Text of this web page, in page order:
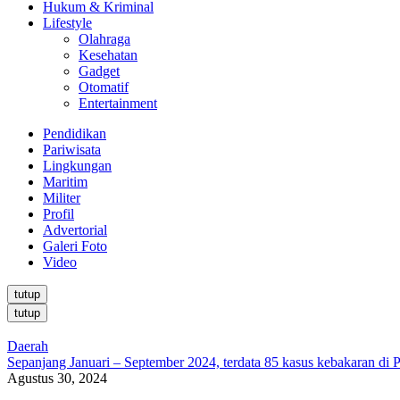
Hukum & Kriminal
Lifestyle
Olahraga
Kesehatan
Gadget
Otomatif
Entertainment
Pendidikan
Pariwisata
Lingkungan
Maritim
Militer
Profil
Advertorial
Galeri Foto
Video
tutup
tutup
Daerah
Sepanjang Januari – September 2024, terdata 85 kasus kebakaran di
Agustus 30, 2024